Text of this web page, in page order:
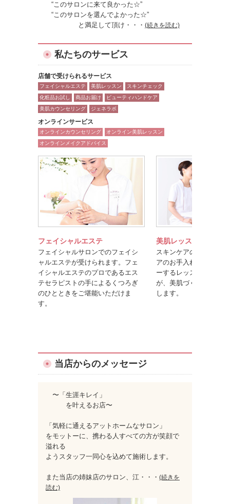
“このサロンに来て良かった☆”
“このサロンを選んでよかった☆”
と満足して頂け ・・・ (続きを読む)
私たちのサービス
店舗で受けられるサービス
フェイシャルエステ 美肌レッスン
スキンチェック
化粧品お試し
商品お届け
ビューティハンドケア
美肌カウンセリング
ジェネラボ
オンラインサービス
オンラインカウンセリング
オンライン美肌レッスン
オンラインメイクアドバイス
フェイシャルエステ
フェイシャルサロンでのフェイシ
ャルエステが受けられます。フェ
イシャルエステのプロであるエス
テセラピストの手によるくつろぎ
のひとときをご堪能いただけま
す。
美肌レッスン
スキンケアのポイント
アのお手入れ方法を楽
ーするレッスンです。
が、美肌づくりのコツ
します。
当店からのメッセージ
〜「生涯キレイ」
を叶えるお店〜
「気軽に通えるアットホームなサロン」
をモットーに、携わる人すべての方が笑顔で
溢れる
ようスタッフ一同心を込めて施術します。
また当店の姉妹店のサロン、江 ・・・ (続きを
読む)